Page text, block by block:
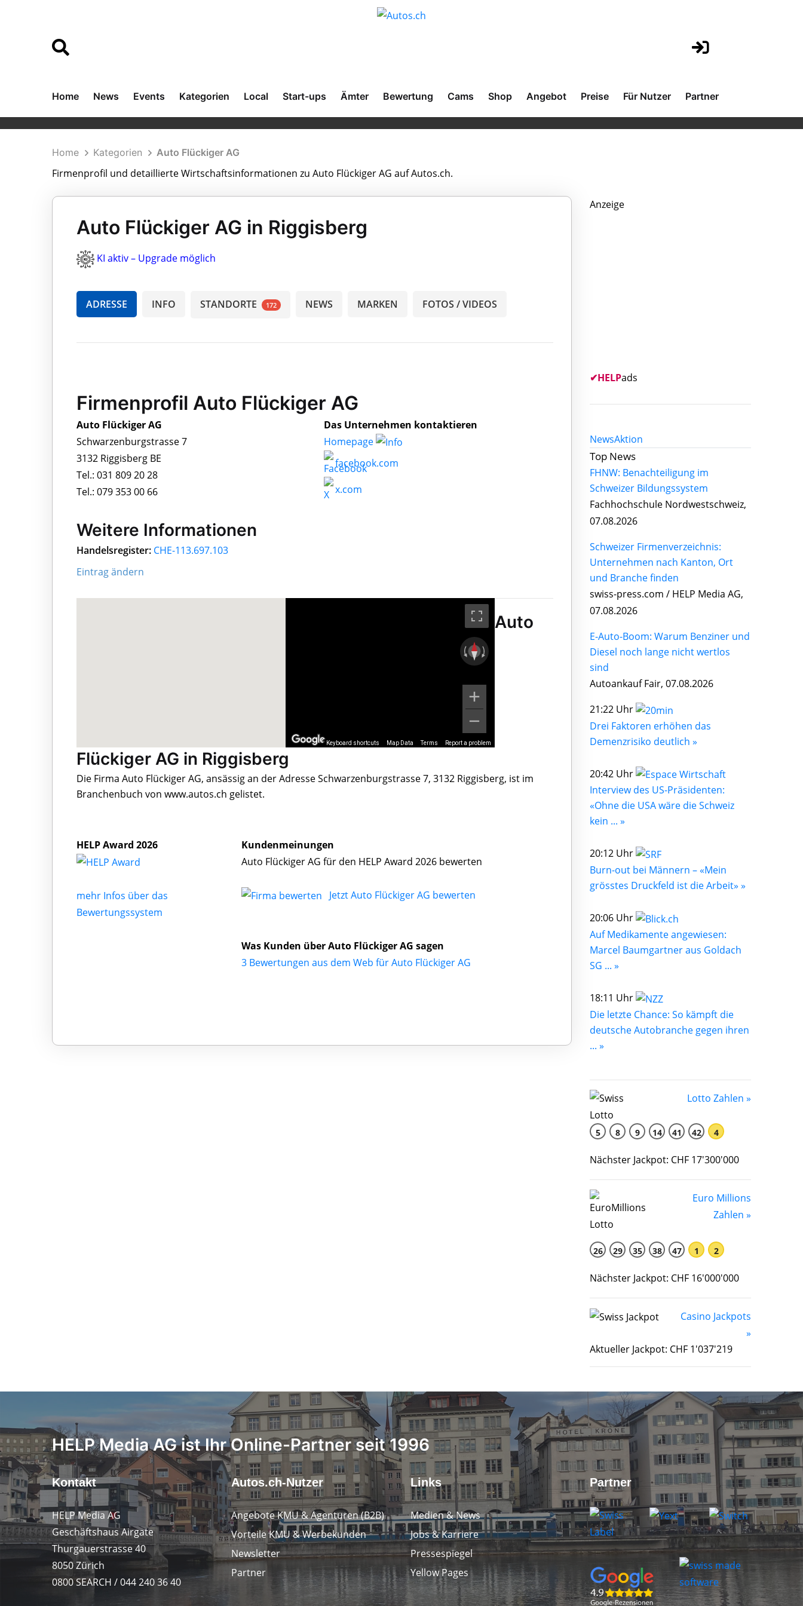
Home News Events Kategorien Local Start-ups Ämter Bewertung Cams Shop Angebot Preise Für Nutzer Partner
Home Kategorien Auto Flückiger AG
Firmenprofil und detaillierte Wirtschaftsinformationen zu Auto Flückiger AG auf Autos.ch.
Auto Flückiger AG in Riggisberg
KI aktiv – Upgrade möglich
ADRESSE INFO STANDORTE 172 NEWS MARKEN FOTOS / VIDEOS
Firmenprofil Auto Flückiger AG
Auto Flückiger AG
Schwarzenburgstrasse 7
3132 Riggisberg BE
Tel.: 031 809 20 28
Tel.: 079 353 00 66
Das Unternehmen kontaktieren
Homepage
facebook.com
x.com
Weitere Informationen
Handelsregister: CHE-113.697.103
Eintrag ändern
Keyboard shortcuts Map Data Terms Report a problem
Auto
Flückiger AG in Riggisberg
Die Firma Auto Flückiger AG, ansässig an der Adresse Schwarzenburgstrasse 7, 3132 Riggisberg, ist im
Branchenbuch von www.autos.ch gelistet.
HELP Award 2026
mehr Infos über das
Bewertungssystem
Kundenmeinungen
Auto Flückiger AG für den HELP Award 2026 bewerten
Jetzt Auto Flückiger AG bewerten
Was Kunden über Auto Flückiger AG sagen
3 Bewertungen aus dem Web für Auto Flückiger AG
Anzeige
✔HELPads
NewsAktion
Top News
FHNW: Benachteiligung im
Schweizer Bildungssystem
Fachhochschule Nordwestschweiz,
07.08.2026
Schweizer Firmenverzeichnis:
Unternehmen nach Kanton, Ort
und Branche finden
swiss-press.com / HELP Media AG,
07.08.2026
E-Auto-Boom: Warum Benziner und
Diesel noch lange nicht wertlos
sind
Autoankauf Fair, 07.08.2026
21:22 Uhr
Drei Faktoren erhöhen das
Demenzrisiko deutlich »
20:42 Uhr
Interview des US-Präsidenten:
«Ohne die USA wäre die Schweiz
kein ... »
20:12 Uhr
Burn-out bei Männern – «Mein
grösstes Druckfeld ist die Arbeit» »
20:06 Uhr
Auf Medikamente angewiesen:
Marcel Baumgartner aus Goldach
SG ... »
18:11 Uhr
Die letzte Chance: So kämpft die
deutsche Autobranche gegen ihren
... »
Lotto Zahlen »
5 8 9 14 41 42 4
Nächster Jackpot: CHF 17'300'000
Euro Millions
Zahlen »
26 29 35 38 47 1 2
Nächster Jackpot: CHF 16'000'000
Casino Jackpots
»
Aktueller Jackpot: CHF 1'037'219
HELP Media AG ist Ihr Online-Partner seit 1996
Kontakt
HELP Media AG
Geschäftshaus Airgate
Thurgauerstrasse 40
8050 Zürich
0800 SEARCH / 044 240 36 40
Autos.ch-Nutzer
Angebote KMU & Agenturen (B2B)
Vorteile KMU & Werbekunden
Newsletter
Partner
Links
Medien & News
Jobs & Karriere
Pressespiegel
Yellow Pages
Partner